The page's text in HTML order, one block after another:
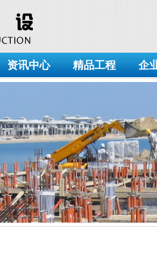
资讯中心 精品工程 企